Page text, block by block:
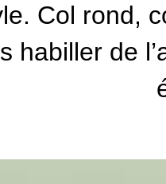
Col rond,
habiller de